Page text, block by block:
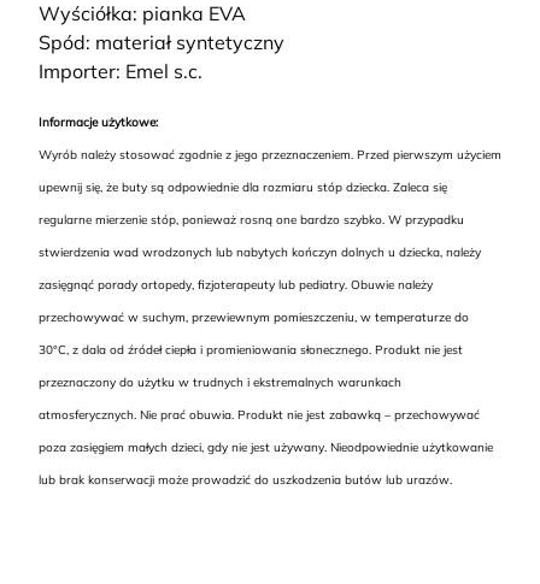
Wyściółka: pianka EVA
Spód: materiał syntetyczny
Importer: Emel s.c.
Informacje użytkowe:
Wyrób należy stosować zgodnie z jego przeznaczeniem. Przed pierwszym użyciem
upewnij się, że buty są odpowiednie dla rozmiaru stóp dziecka. Zaleca się
regularne mierzenie stóp, ponieważ rosną one bardzo szybko. W przypadku
stwierdzenia wad wrodzonych lub nabytych kończyn dolnych u dziecka, należy
zasięgnąć porady ortopedy, fizjoterapeuty lub pediatry. Obuwie należy
przechowywać w suchym, przewiewnym pomieszczeniu, w temperaturze do
30°C, z dala od źródeł ciepła i promieniowania słonecznego. Produkt nie jest
przeznaczony do użytku w trudnych i ekstremalnych warunkach
atmosferycznych. Nie prać obuwia. Produkt nie jest zabawką – przechowywać
poza zasięgiem małych dzieci, gdy nie jest używany. Nieodpowiednie użytkowanie
lub brak konserwacji może prowadzić do uszkodzenia butów lub urazów.